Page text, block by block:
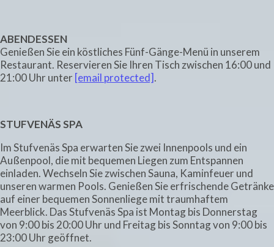
ABENDESSEN
Genießen Sie ein köstliches Fünf-Gänge-Menü in unserem
Restaurant. Reservieren Sie Ihren Tisch zwischen 16:00 und
21:00 Uhr unter [email protected].
STUFVENÄS SPA
Im Stufvenäs Spa erwarten Sie zwei Innenpools und ein
Außenpool, die mit bequemen Liegen zum Entspannen
einladen. Wechseln Sie zwischen Sauna, Kaminfeuer und
unseren warmen Pools. Genießen Sie erfrischende Getränke
auf einer bequemen Sonnenliege mit traumhaftem
Meerblick. Das Stufvenäs Spa ist Montag bis Donnerstag
von 9:00 bis 20:00 Uhr und Freitag bis Sonntag von 9:00 bis
23:00 Uhr geöffnet.